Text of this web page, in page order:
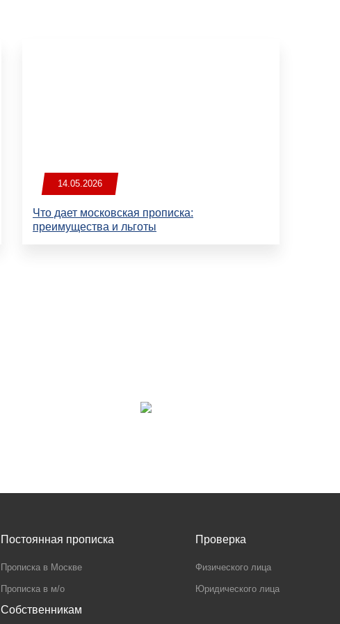
14.05.2026
Что дает московская прописка:
преимущества и льготы
Постоянная прописка
Прописка в Москве
Прописка в м/о
Собственникам
Проверка
Физического лица
Юридического лица